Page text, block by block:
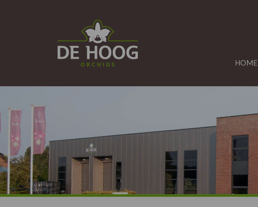
HOME